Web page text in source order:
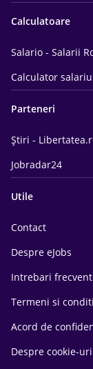
Calculatoare
Salario - Salarii
Calculator salariu
Parteneri
Știri -
Jobradar24
Utile
Contact
Despre eJobs
Intrebari
Termeni si
Acord de
Despre cookie-uri